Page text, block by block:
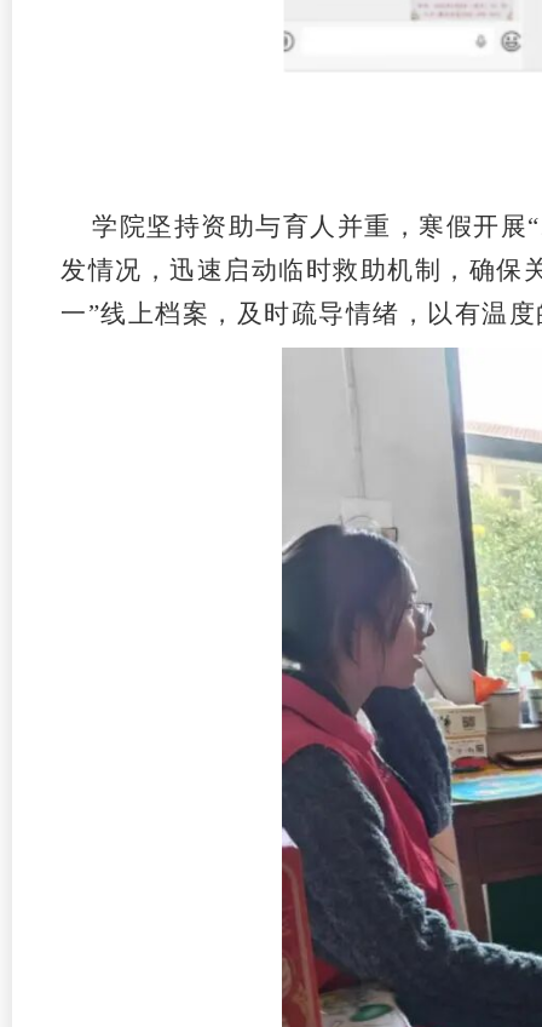
学院坚持资助与育人并重，寒假开展
发情况，迅速启动临时救助机制，确保
一”线上档案，及时疏导情绪，以有温